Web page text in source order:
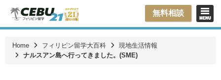
無料相談
Home フィリピン留学大百科
現地生活情報
ナルスアン島へ行ってきました。(SME)